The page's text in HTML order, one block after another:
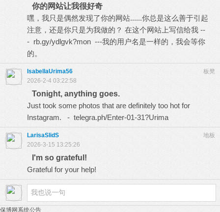
你的网站让我很好奇
嘿，我只是偶然发现了你的网站......你总是这么善于引起
注意，还是你只是为我做的？ 在这个网站上写信给我 --
- rb.gy/ydlgvk?mon ---我的用户名是一样的，我会等你
的。
板凳
IsabellaUrima56
2026-2-4 03:22:58
Tonight, anything goes.
Just took some photos that are definitely too hot for
Instagram. - telegra.ph/Enter-01-31?Urima
地板
LarisaSlidS
2026-3-15 13:25:26
I'm so grateful!
Grateful for your help!
保博网系统公告